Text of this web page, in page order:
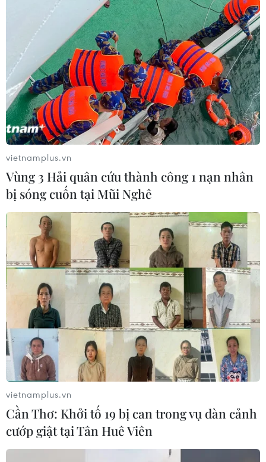
vietnamplus.vn
Vùng 3 Hải quân cứu thành công 1 nạn nhân
bị sóng cuốn tại Mũi Nghê
vietnamplus.vn
Cần Thơ: Khởi tố 19 bị can trong vụ dàn cảnh
cướp giật tại Tân Huê Viên